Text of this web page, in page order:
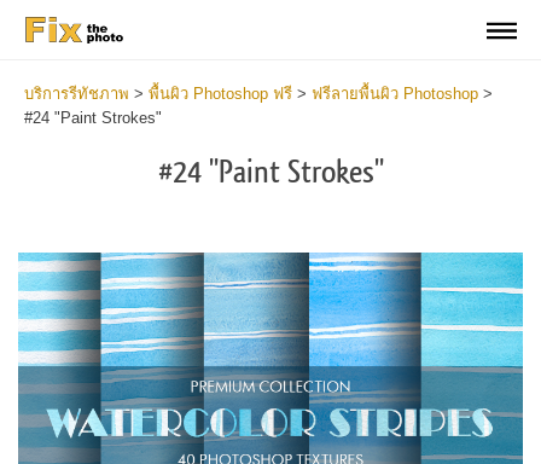
บริการรีทัชภาพ > พื้นผิว Photoshop ฟรี > ฟรีลายพื้นผิว Photoshop >
#24 "Paint Strokes"
#24 "Paint Strokes"